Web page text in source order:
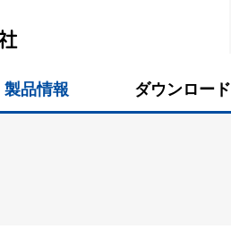
製品情報 ダウンロード